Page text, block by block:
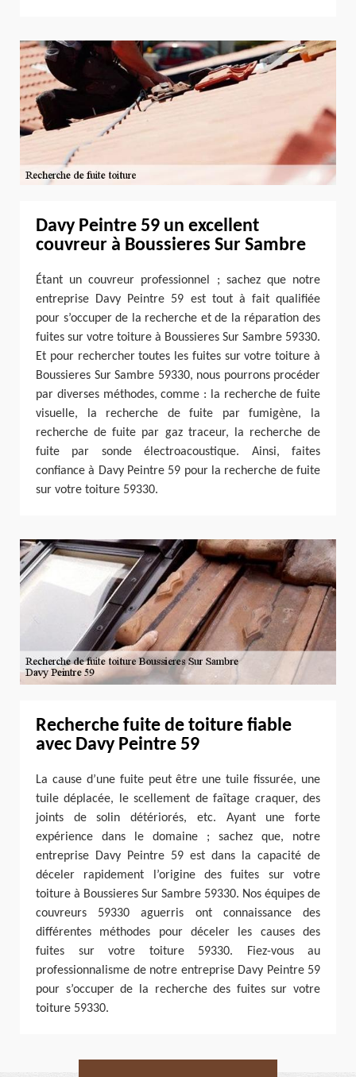
Davy Peintre 59 un excellent
couvreur à Boussieres Sur Sambre
Étant un couvreur professionnel ; sachez que notre
entreprise Davy Peintre 59 est tout à fait qualifiée
pour s’occuper de la recherche et de la réparation des
fuites sur votre toiture à Boussieres Sur Sambre 59330.
Et pour rechercher toutes les fuites sur votre toiture à
Boussieres Sur Sambre 59330, nous pourrons procéder
par diverses méthodes, comme : la recherche de fuite
visuelle, la recherche de fuite par fumigène, la
recherche de fuite par gaz traceur, la recherche de
fuite par sonde électroacoustique. Ainsi, faites
confiance à Davy Peintre 59 pour la recherche de fuite
sur votre toiture 59330.
Recherche fuite de toiture fiable
avec Davy Peintre 59
La cause d’une fuite peut être une tuile fissurée, une
tuile déplacée, le scellement de faîtage craquer, des
joints de solin détériorés, etc. Ayant une forte
expérience dans le domaine ; sachez que, notre
entreprise Davy Peintre 59 est dans la capacité de
déceler rapidement l’origine des fuites sur votre
toiture à Boussieres Sur Sambre 59330. Nos équipes de
couvreurs 59330 aguerris ont connaissance des
différentes méthodes pour déceler les causes des
fuites sur votre toiture 59330. Fiez-vous au
professionnalisme de notre entreprise Davy Peintre 59
pour s’occuper de la recherche des fuites sur votre
toiture 59330.